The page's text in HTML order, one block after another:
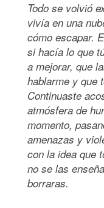
Todo se volvió
vivía en una
cómo escapar.
si hacía lo que
a mejorar, que
hablarme y que
Continuaste
atmósfera de
momento,
amenazas y
con la idea que
no se las
borraras.